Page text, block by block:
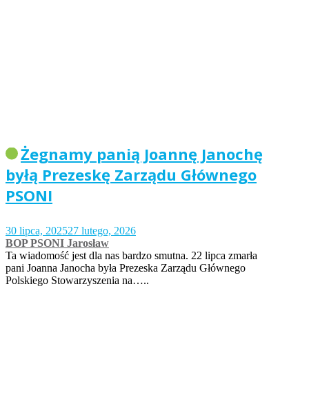
Żegnamy panią Joannę Janochę
byłą Prezeskę Zarządu Głównego
PSONI
30 lipca, 202527 lutego, 2026
BOP PSONI Jarosław
Ta wiadomość jest dla nas bardzo smutna. 22 lipca zmarła
pani Joanna Janocha była Prezeska Zarządu Głównego
Polskiego Stowarzyszenia na…..